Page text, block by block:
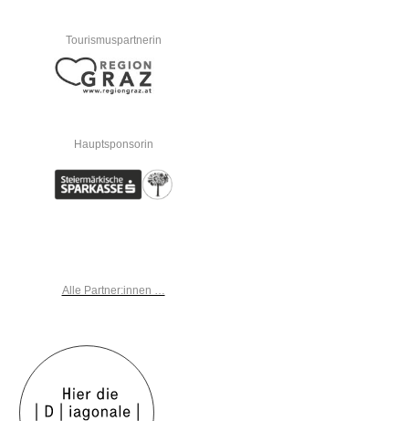
Tourismuspartnerin
Hauptsponsorin
Alle Partner:innen …